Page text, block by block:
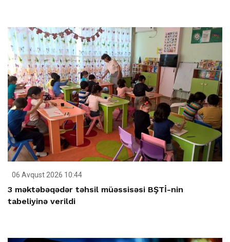
06 Avqust 2026 10:44
3 məktəbəqədər təhsil müəssisəsi BŞTİ-nin
tabeliyinə verildi